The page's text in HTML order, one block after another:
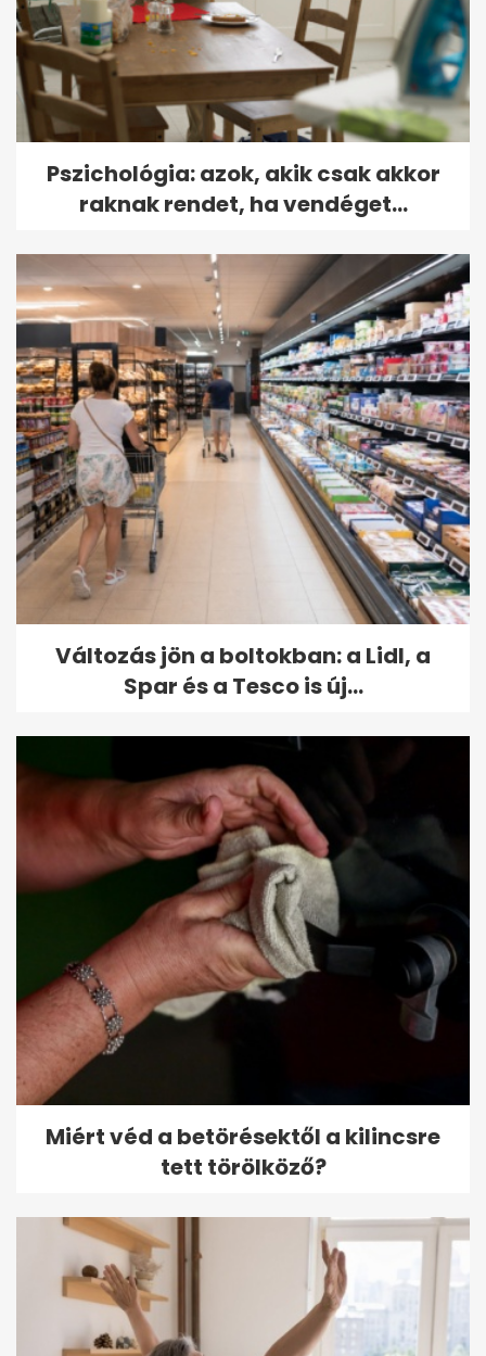
Pszichológia: azok, akik csak akkor
raknak rendet, ha vendéget...
Változás jön a boltokban: a Lidl, a
Spar és a Tesco is új...
Miért véd a betörésektől a kilincsre
tett törölköző?